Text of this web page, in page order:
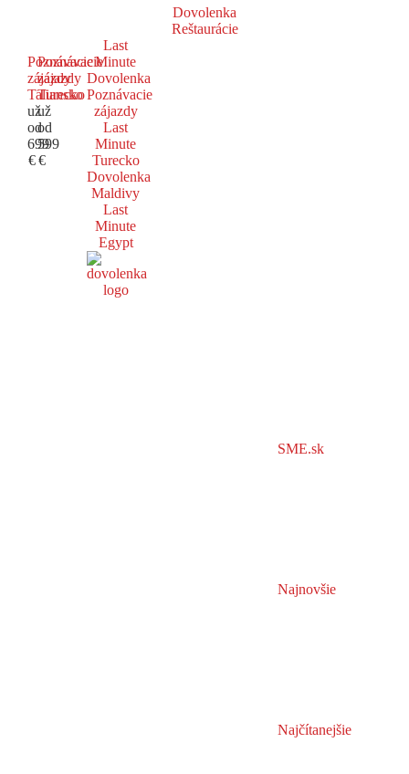
Dovolenka
Reštaurácie
Poznávacie
zájazdy
Taliansko
už
od
699
€
Poznávacie
zájazdy
Turecko
už
od
599
€
Last
Minute
Dovolenka
Poznávacie
zájazdy
Last
Minute
Turecko
Dovolenka
Maldivy
Last
Minute
Egypt
SME.sk
Najnovšie
Najčítanejšie